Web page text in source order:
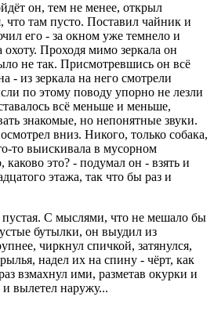
он, тем не менее, открыл
что там пусто. Поставил чайник и
его - за окном уже темнело и
охоту. Проходя мимо зеркала он
не так. Присмотревшись он всё
- из зеркала на него смотрели
по этому поводу упорно не лезли
всё меньше и меньше,
знакомые, но непонятные звуки.
вниз. Никого, только собака,
то выискивала в мусорном
каково это? - подумал он - взять и
этажа, так что бы раз и
пустая. С мыслями, что не мешало бы
бутылки, он выудил из
чиркнул спичкой, затянулся,
надел их на спину - чёрт, как
взмахнул ими, разметав окурки и
вылетел наружу...